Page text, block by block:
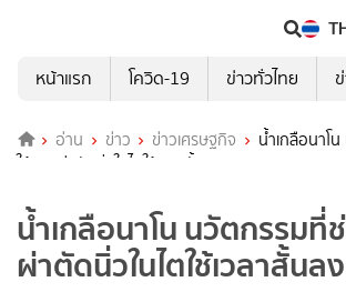
หน้าแรก
โควิด-19 ข่าวทั่วไทย
อ่าน ข่าว ข่าวเศรษฐกิจ
น้ำเกลือนาโ
ให้การผ่าตัดนิ่วในไตใช้เวลาสั้นลง
น้ำเกลือนาโน นวัตกรรมที่
ผ่าตัดนิ่วในไตใช้เวลาสั้นลง